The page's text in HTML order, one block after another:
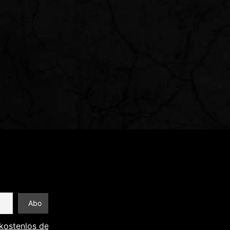
den Newsletter abonnieren und Informationen